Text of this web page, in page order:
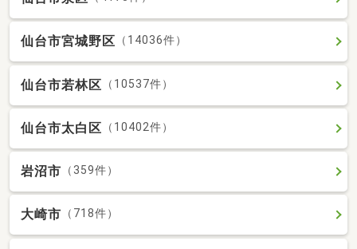
仙台市宮城野区 （14036件）
仙台市若林区 （10537件）
仙台市太白区 （10402件）
岩沼市 （359件）
大崎市 （718件）